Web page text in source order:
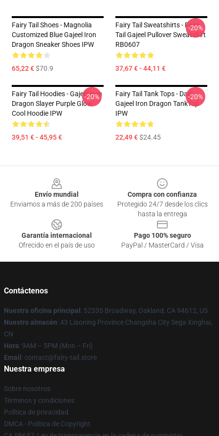
Fairy Tail Shoes - Magnolia
Customized Blue Gajeel Iron
Dragon Sneaker Shoes IPW
65,22 €$70.9
Fairy Tail Sweatshirts - Fairy
Tail Gajeel Pullover Sweatshirt
RB0607
37,67 € - 44,11 €
-20%
Fairy Tail Hoodies - Gajeel Iron
Dragon Slayer Purple Glow
Cool Hoodie IPW
39,51 € - 45,95 €
-20%
Fairy Tail Tank Tops - Dark
Gajeel Iron Dragon TankTop
IPW
22,49 €$24.45
-20%
Envío mundial
Enviamos a más de 200 países
Compra con confianza
Protegido 24/7 desde los clics
hasta la entrega
Garantía internacional
Ofrecido en el país de uso
Pago 100% seguro
PayPal / MasterCard / Visa
Contáctenos
Nuestra oficina principal : 52335 Broadway, Oakland, CA 94612, US
Nuestro almacén: 43 Liaoning Province Changsha City Sega Xinghai,
CN
Hora: 9AM – 5PM (Mon – Fri)
Email : contact@fairy-tail.store
Nuestra empresa
Sobre nosotros
Términos y condiciones
Política de privacidad
DMCA - Política de Copyright